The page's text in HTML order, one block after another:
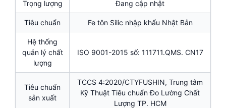
Trọng lượng Đang cập nhật
Tiêu chuẩn Fe tôn Silic nhập khẩu Nhật Bản
Hệ thống
quản lý chất
lượng
ISO 9001-2015 số: 111711.QMS. CN17
Tiêu chuẩn
sản xuất
TCCS 4:2020/CTYFUSHIN, Trung tâm
Kỹ Thuật Tiêu chuẩn Đo Lường Chất
Lượng TP. HCM